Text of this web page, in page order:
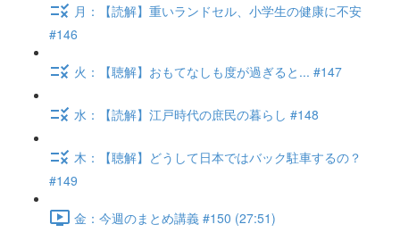
月：【読解】重いランドセル、小学生の健康に不安
#146
火：【聴解】おもてなしも度が過ぎると... #147
水：【読解】江戸時代の庶民の暮らし #148
木：【聴解】どうして日本ではバック駐車するの？
#149
金：今週のまとめ講義 #150 (27:51)